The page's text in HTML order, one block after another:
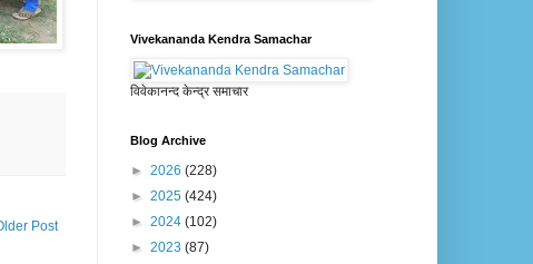
Post
Vivekananda Kendra Samachar
विवेकानन्द केन्द्र समाचार
Blog Archive
► 2026 (228)
► 2025 (424)
► 2024 (102)
► 2023 (87)